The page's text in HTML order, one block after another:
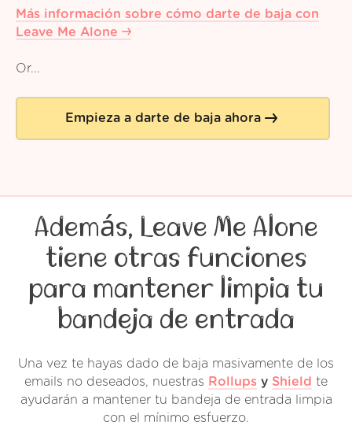
Más información sobre cómo darte de baja con
Leave Me Alone
Or...
Empieza a darte de baja ahora
Además, Leave Me Alone
tiene otras funciones
para mantener limpia tu
bandeja de entrada
Una vez te hayas dado de baja masivamente de los
emails no deseados, nuestras Rollups y Shield te
ayudarán a mantener tu bandeja de entrada limpia
con el mínimo esfuerzo.